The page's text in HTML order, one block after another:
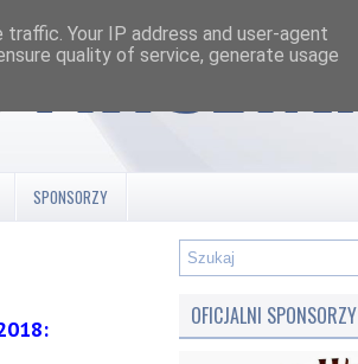
SPONSORZY
OFICJALNI SPONSORZY
Your IP address and user-agent
quality of service, generate usage